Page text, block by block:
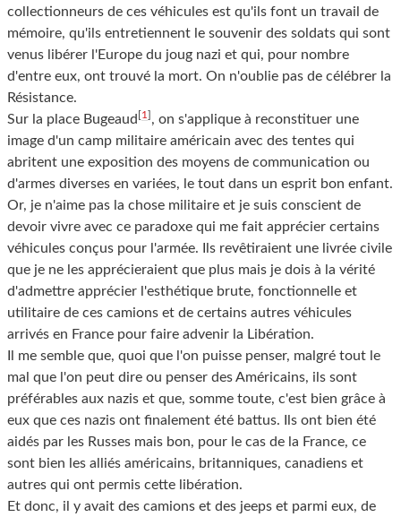
collectionneurs de ces véhicules est qu'ils font un travail de
mémoire, qu'ils entretiennent le souvenir des soldats qui sont
venus libérer l'Europe du joug nazi et qui, pour nombre
d'entre eux, ont trouvé la mort. On n'oublie pas de célébrer la
Résistance.
Sur la place Bugeaud [1] , on s'applique à reconstituer une
image d'un camp militaire américain avec des tentes qui
abritent une exposition des moyens de communication ou
d'armes diverses en variées, le tout dans un esprit bon enfant.
Or, je n'aime pas la chose militaire et je suis conscient de
devoir vivre avec ce paradoxe qui me fait apprécier certains
véhicules conçus pour l'armée. Ils revêtiraient une livrée civile
que je ne les apprécieraient que plus mais je dois à la vérité
d'admettre apprécier l'esthétique brute, fonctionnelle et
utilitaire de ces camions et de certains autres véhicules
arrivés en France pour faire advenir la Libération.
Il me semble que, quoi que l'on puisse penser, malgré tout le
mal que l'on peut dire ou penser des Américains, ils sont
préférables aux nazis et que, somme toute, c'est bien grâce à
eux que ces nazis ont finalement été battus. Ils ont bien été
aidés par les Russes mais bon, pour le cas de la France, ce
sont bien les alliés américains, britanniques, canadiens et
autres qui ont permis cette libération.
Et donc, il y avait des camions et des jeeps et parmi eux, de